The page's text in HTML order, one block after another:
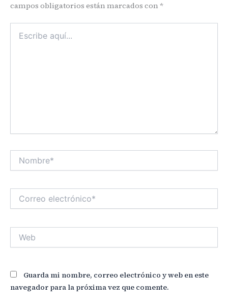
campos obligatorios están marcados con *
aquí...
Correo
electrónico*
Guarda mi nombre, correo electrónico y web en este
navegador para la próxima vez que comente.